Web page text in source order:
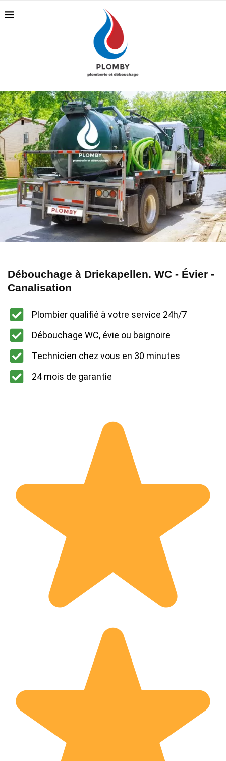
Débouchage à Driekapellen. WC - Évier -
Canalisation
Plombier qualifié à votre service 24h/7
Débouchage WC, évie ou baignoire
Technicien chez vous en 30 minutes
24 mois de garantie